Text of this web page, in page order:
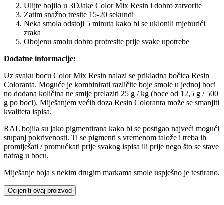
Ulijte bojilo u 3DJake Color Mix Resin i dobro zatvorite
Zatim snažno tresite 15-20 sekundi
Neka smola odstoji 5 minuta kako bi se uklonili mjehurići
zraka
Obojenu smolu dobro protresite prije svake upotrebe
Dodatne informacije:
Uz svaku bocu Color Mix Resin nalazi se prikladna bočica Resin
Coloranta. Moguće je kombinirati različite boje smole u jednoj boci
no dodana količina ne smije prelaziti 25 g / kg (boce od 12,5 g / 500
g po boci). Miješanjem većih doza Resin Coloranta može se smanjiti
kvaliteta ispisa.
RAL bojila su jako pigmentirana kako bi se postigao najveći mogući
stupanj pokrivenosti. Ti se pigmenti s vremenom talože i treba ih
promiješati / promućkati prije svakog ispisa ili prije nego što se stave
natrag u bocu.
Miješanje boja s nekim drugim markama smole uspješno je testirano.
Ocijeniti ovaj proizvod